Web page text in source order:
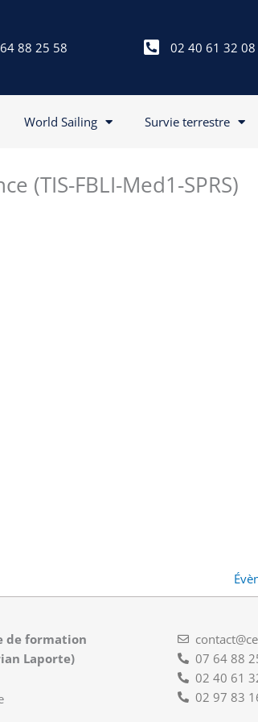
88 25 58 02 40 61 32 08
World Sailing Survie terrestre
(TIS-FBLI-Med1-SPRS)
de formation
Laporte)
07 64 88
02 40 61
02 97 83